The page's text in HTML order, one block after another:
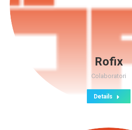
Rofix
Colaboratori
Details